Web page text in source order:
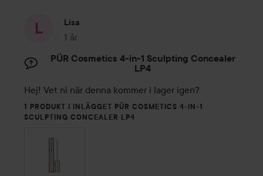
Lisa
1 år
Inlägget skapades 1 år
PÜR Cosmetics 4-in-1 Sculpting Concealer
LP4
Hej! Vet ni när denna kommer i lager igen?
1 PRODUKT I INLÄGGET PÜR COSMETICS 4-IN-1
SCULPTING CONCEALER LP4